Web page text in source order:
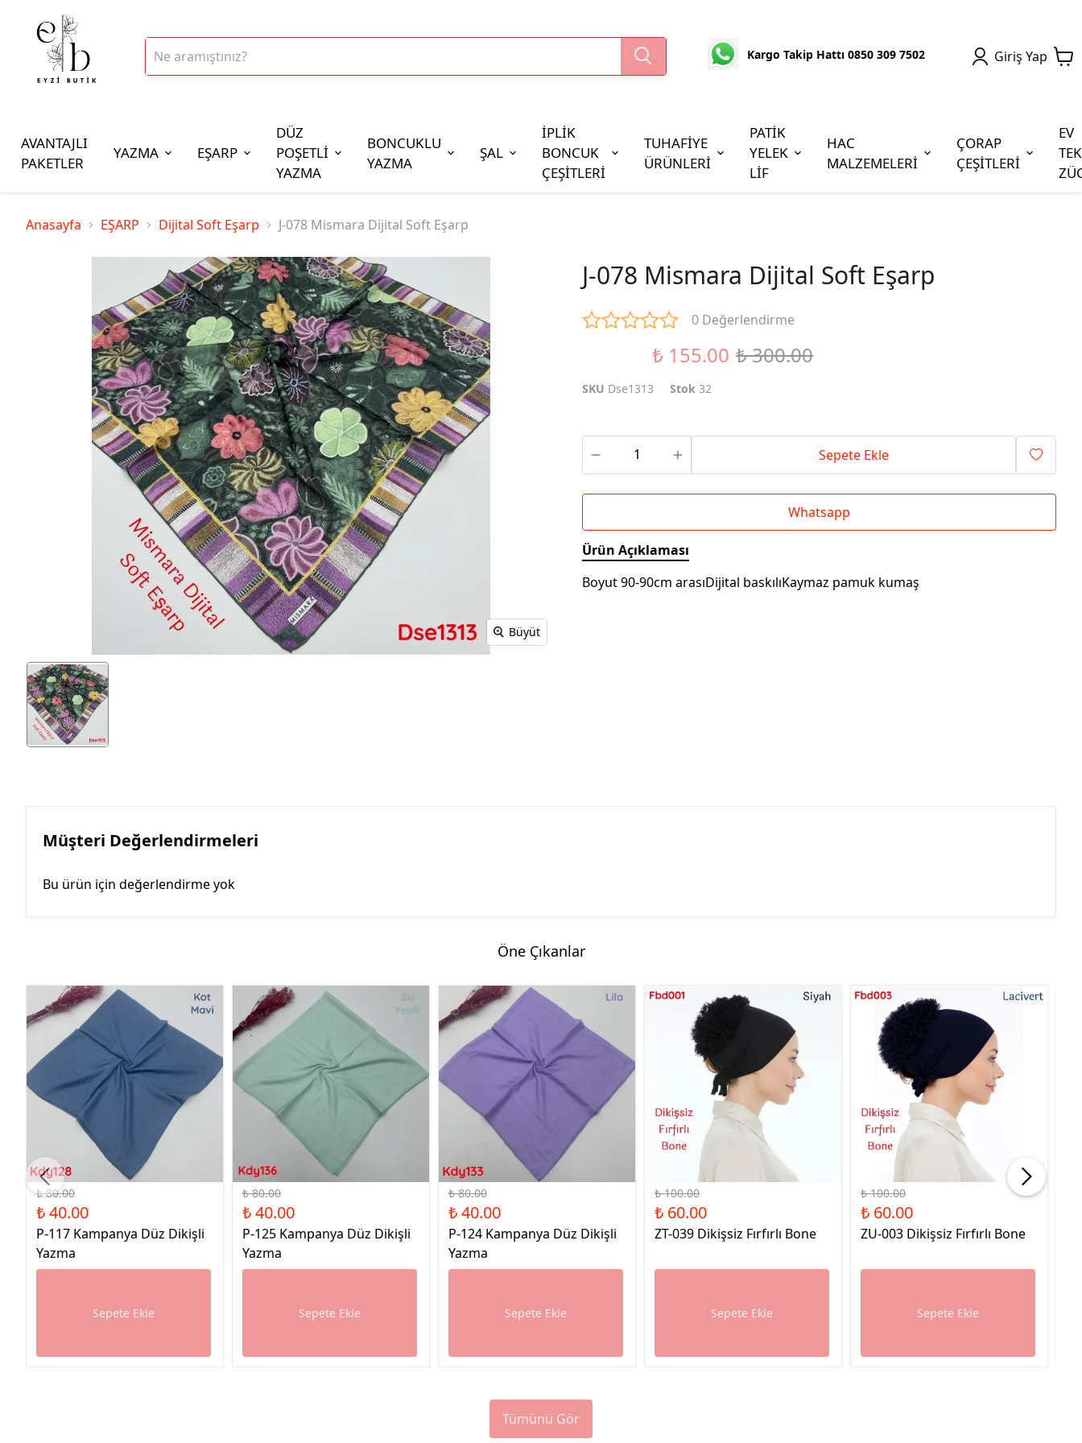
Kargo Takip Hattı 0850 309 7502 Giriş Yap
AVANTAJLI
PAKETLER
YAZMA EŞARP
DÜZ
POŞETLİ
YAZMA
BONCUKLU
YAZMA
ŞAL
İPLİK
BONCUK
ÇEŞİTLERİ
İplik Çeşitleri
20gr Reyyan Polyester İp
100gr Altınbaşak Polyester İp
350gr Altınbaşak Polyester İp
Cezaevi Boncuğu
TUHAFİYE
ÜRÜNLERİ
PATİK
YELEK
LİF
HAC
MALZEMELERİ
ÇORAP
ÇEŞİTLERİ
EV
Anasayfa EŞARP Dijital Soft Eşarp J-078 Mismara Dijital Soft Eşarp
Büyüt
J-078 Mismara Dijital Soft Eşarp
0 Değerlendirme
₺ 155.00 ₺ 300.00
SKU Dse1313 Stok 32
Sepete Ekle
Whatsapp
Ürün Açıklaması
Boyut 90-90cm arasıDijital baskılıKaymaz pamuk kumaş
Müşteri Değerlendirmeleri
Bu ürün için değerlendirme yok
Öne Çıkanlar
%50 İndirim
₺ 80.00
₺ 40.00
P-117 Kampanya Düz Dikişli
Yazma
Sepete Ekle
%50 İndirim
₺ 80.00
₺ 40.00
P-125 Kampanya Düz Dikişli
Yazma
Sepete Ekle
%50 İndirim
₺ 80.00
₺ 40.00
P-124 Kampanya Düz Dikişli
Yazma
Sepete Ekle
%40 İndirim
₺ 100.00
₺ 60.00
ZT-039 Dikişsiz Fırfırlı Bone
Sepete Ekle
₺ 100.00
₺ 60.00
ZU-003 Dikişsiz Fırfırlı Bone
Sepete Ekle
Tümünü Gör